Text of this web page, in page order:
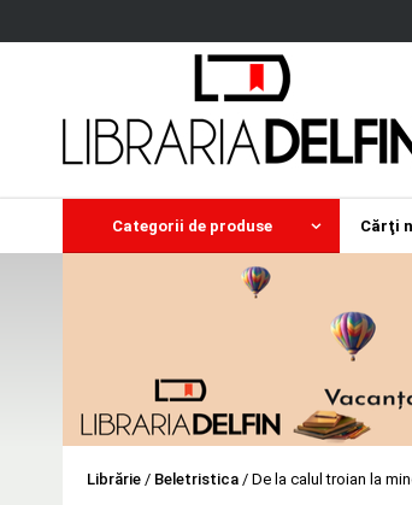
Categorii de produse Cărţi
Librărie / Beletristica / De la calul troian la